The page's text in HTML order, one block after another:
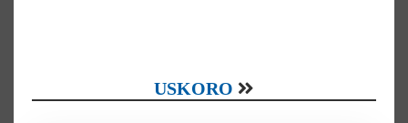
USKORO